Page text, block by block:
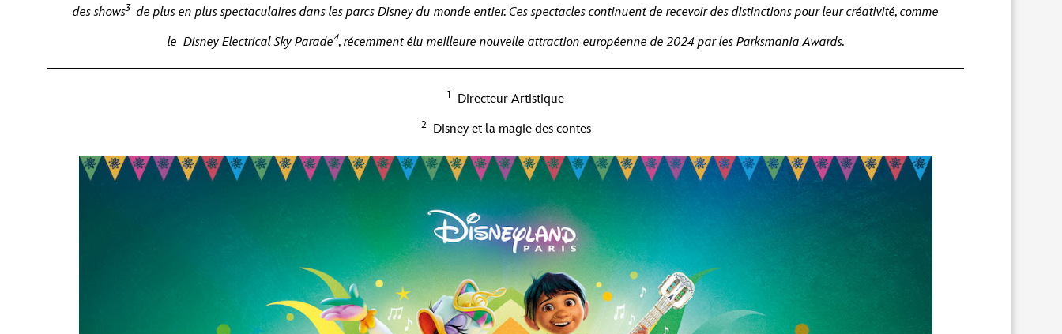
des shows3 de plus en plus spectaculaires dans les parcs Disney du monde entier. Ces spectacles continuent de recevoir des distinctions pour leur créativité, comme
le Disney Electrical Sky Parade4, récemment élu meilleure nouvelle attraction européenne de 2024 par les Parksmania Awards.
1 Directeur Artistique
2Disney et la magie des contes